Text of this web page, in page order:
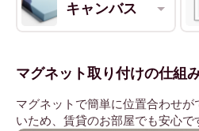
キャンバス
マグネット取り付けの仕組
マグネットで簡単に位置合わせ
いため、賃貸のお部屋でも安心で